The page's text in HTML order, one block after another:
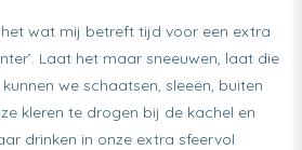
wat mij betreft tijd voor een extra
Laat het maar sneeuwen, laat die
we schaatsen, sleeën, buiten
kleren te drogen bij de kachel en
drinken in onze extra sfeervol